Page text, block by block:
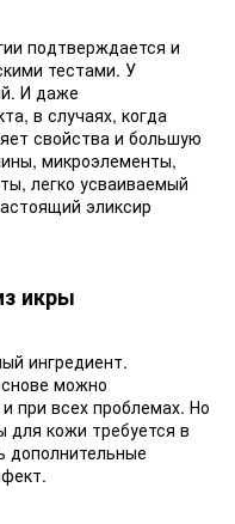
подтверждается и
тестами. У
И даже
в случаях, когда
свойства и большую
микроэлементы,
легко усваиваемый
эликсир
икры
ингредиент.
можно
при всех проблемах. Но
для кожи требуется в
дополнительные